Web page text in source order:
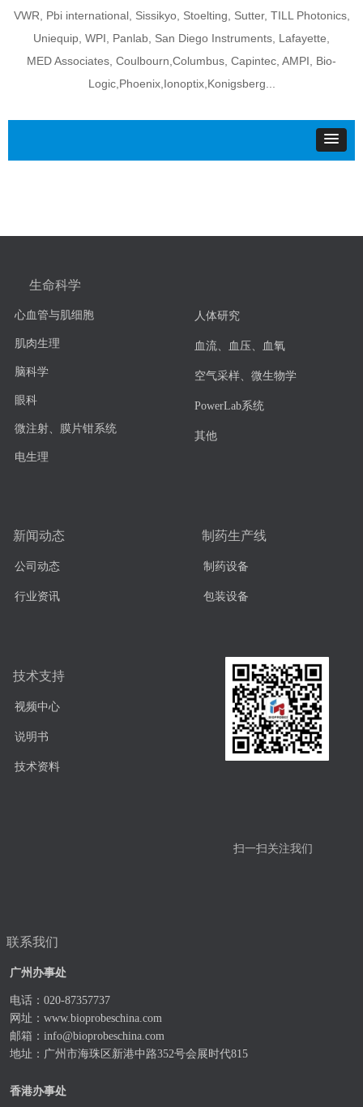
VWR, Pbi international, Sissikyo, Stoelting, Sutter, TILL Photonics,
Uniequip, WPI, Panlab, San Diego Instruments, Lafayette,
MED Associates, Coulbourn,Columbus, Capintec, AMPI, Bio-
Logic,Phoenix,Ionoptix,Konigsberg...
生命科学
心血管与肌细胞
肌肉生理
脑科学
眼科
微注射、膜片钳系统
电生理
人体研究
血流、血压、血氧
空气采样、微生物学
PowerLab系统
其他
制药生产线
制药设备
包装设备
技术支持
视频中心
说明书
技术资料
新闻动态
公司动态
行业资讯
联系我们
扫一扫关注我们
广州办事处
电话：020-87357737
网址： www.bioprobeschina.com
邮箱： info@bioprobeschina.com
地址：广州市海珠区新港中路352号会展时代815
香港办事处